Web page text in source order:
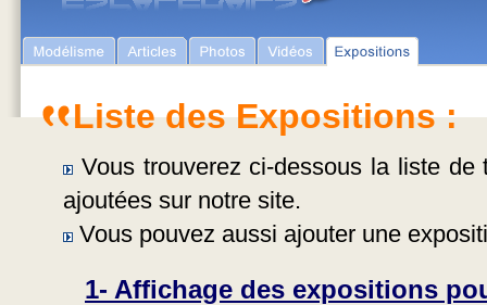
Liste des Expositions :
Vous trouverez ci-dessous la liste
ajoutées sur notre site.
Vous pouvez aussi ajouter une
1- Affichage des expositions